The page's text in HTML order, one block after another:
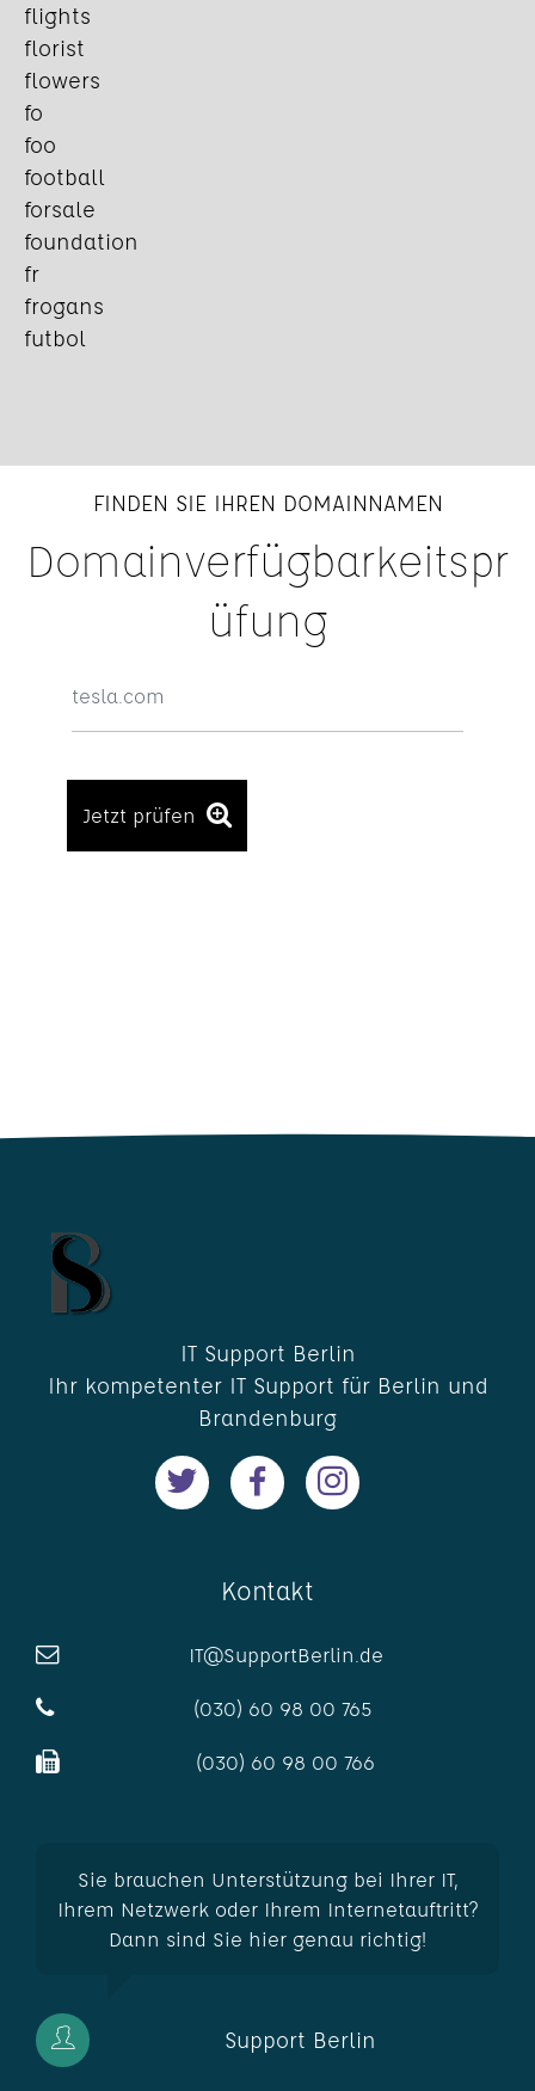
flights
florist
flowers
fo
foo
football
forsale
foundation
fr
frogans
futbol
IT Support Berlin
Ihr kompetenter IT Support für Berlin und
Brandenburg
Kontakt
IT@SupportBerlin.de
(030) 60 98 00 765
(030) 60 98 00 766
Sie brauchen Unterstützung bei Ihrer IT,
Ihrem Netzwerk oder Ihrem Internetauftritt?
Dann sind Sie hier genau richtig!
Support Berlin